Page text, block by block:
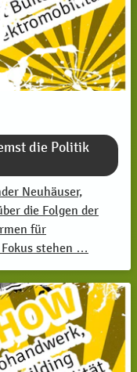
die Politik
Neuhäuser,
die Folgen der
für
stehen …